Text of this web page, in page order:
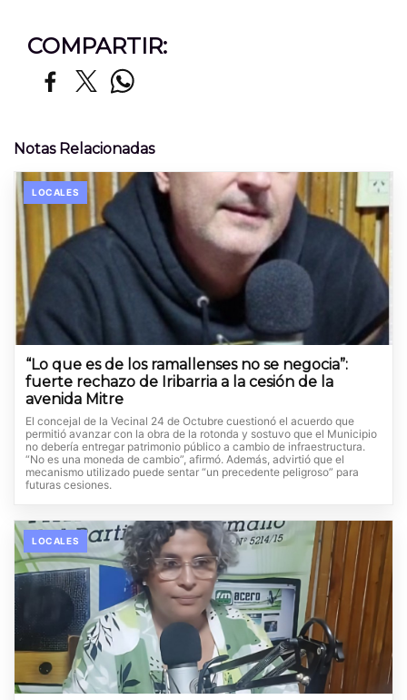
COMPARTIR:
Notas Relacionadas
LOCALES
“Lo que es de los ramallenses no se negocia”:
fuerte rechazo de Iribarria a la cesión de la
avenida Mitre
El concejal de la Vecinal 24 de Octubre cuestionó el acuerdo que
permitió avanzar con la obra de la rotonda y sostuvo que el Municipio
no debería entregar patrimonio público a cambio de infraestructura.
“No es una moneda de cambio”, afirmó. Además, advirtió que el
mecanismo utilizado puede sentar “un precedente peligroso” para
futuras cesiones.
LOCALES